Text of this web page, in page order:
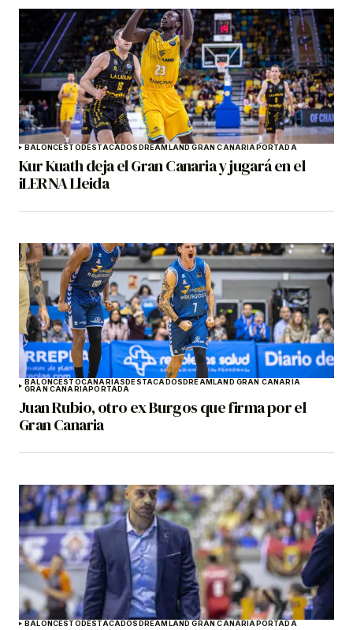
BALONCESTODESTACADOSDREAMLAND GRAN CANARIAPORTADA
Kur Kuath deja el Gran Canaria y jugará en el
iLERNA Lleida
BALONCESTOCANARIASDESTACADOSDREAMLAND GRAN CANARIA
GRAN CANARIAPORTADA
Juan Rubio, otro ex Burgos que firma por el
Gran Canaria
BALONCESTODESTACADOSDREAMLAND GRAN CANARIAPORTADA